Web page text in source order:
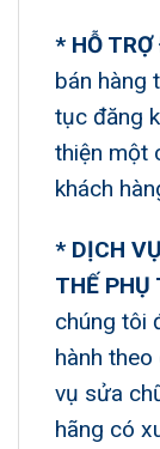
* HỖ TRỢ
bán hàng
tục đăng
thiện một
khách
* DỊCH
THẾ PHỤ
chúng tôi
hành
vụ sửa
hãng có